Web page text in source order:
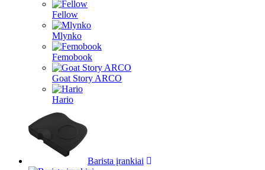
Fellow
Mlynko
Femobook
Goat Story ARCO
Hario
Barista įrankiai